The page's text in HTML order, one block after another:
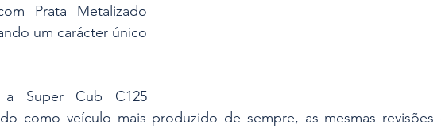
Prata Metalizado
um carácter único
Super Cub C125
como veículo mais produzido de sempre, as mesmas revisões